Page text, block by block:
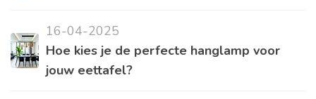
16-04-2025
Hoe kies je de perfecte hanglamp voor
jouw eettafel?